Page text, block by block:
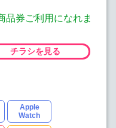
品券ご利用になれま
チラシを見る
Apple
Watch